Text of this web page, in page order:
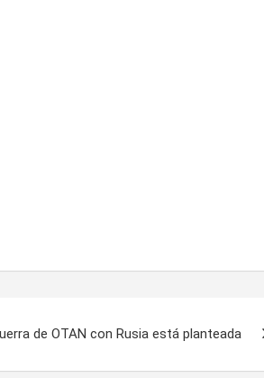
de OTAN con Rusia está planteada